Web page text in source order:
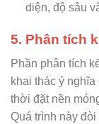
diện, độ sâu
5. Phân tích
Phần phân tích
khai thác ý
thời đặt nền
Quá trình này